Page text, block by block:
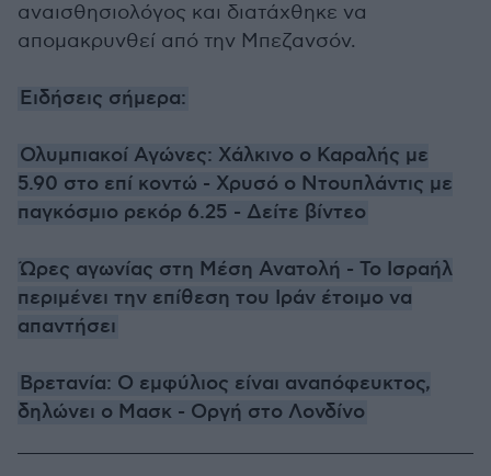
αναισθησιολόγος και διατάχθηκε να
απομακρυνθεί από την Μπεζανσόν.
Ειδήσεις σήμερα:
Ολυμπιακοί Αγώνες: Χάλκινο ο Καραλής με
5.90 στο επί κοντώ - Χρυσό ο Ντουπλάντις με
παγκόσμιο ρεκόρ 6.25 - Δείτε βίντεο
Ώρες αγωνίας στη Μέση Ανατολή - Το Ισραήλ
περιμένει την επίθεση του Ιράν έτοιμο να
απαντήσει
Βρετανία: Ο εμφύλιος είναι αναπόφευκτος,
δηλώνει ο Μασκ - Οργή στο Λονδίνο